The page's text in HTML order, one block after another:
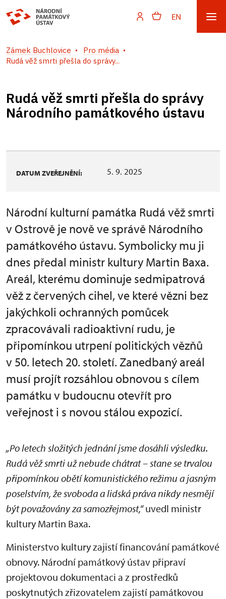
EN
Zámek Buchlovice
Pro média
Rudá věž smrti přešla do správy...
Rudá věž smrti přešla do správy
Národního památkového ústavu
DATUM ZVEŘEJNĚNÍ: 5. 9. 2025
Národní kulturní památka Rudá věž smrti
v Ostrově je nově ve správě Národního
památkového ústavu. Symbolicky mu ji
dnes předal ministr kultury Martin Baxa.
Areál, kterému dominuje sedmipatrová
věž z červených cihel, ve které vězni bez
jakýchkoli ochranných pomůcek
zpracovávali radioaktivní rudu, je
připomínkou utrpení politických vězňů
v 50. letech 20. století. Zanedbaný areál
musí projít rozsáhlou obnovou s cílem
památku v budoucnu otevřít pro
veřejnost i s novou stálou expozicí.
„Po letech složitých jednání jsme dosáhli výsledku.
Rudá věž smrti už nebude chátrat – stane se trvalou
připomínkou obětí komunistického režimu a jasným
poselstvím, že svoboda a lidská práva nikdy nesmějí
být považovány za samozřejmost,“uvedl ministr
kultury Martin Baxa.
Ministerstvo kultury zajistí financování památkové
obnovy. Národní památkový ústav připraví
projektovou dokumentaci a z prostředků
poskytnutých zřizovatelem zajistí památkovou